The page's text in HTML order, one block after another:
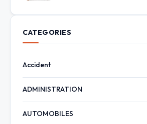
CATEGORIES
Accident
ADMINISTRATION
AUTOMOBILES